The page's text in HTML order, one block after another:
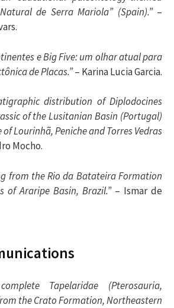
de Serra Mariola” (Spain).”–
e Big Five: um olhar atual para
de Placas.”– Karina Lucia Garcia.
distribution of Diplodocines
of the Lusitanian Basin (Portugal)
Lourinhã, Peniche and Torres Vedras
Mocho.
from the Rio da Batateira Formation
of Araripe Basin, Brazil.”– Ismar de
Tapelaridae (Pterosauria,
the Crato Formation, Northeastern